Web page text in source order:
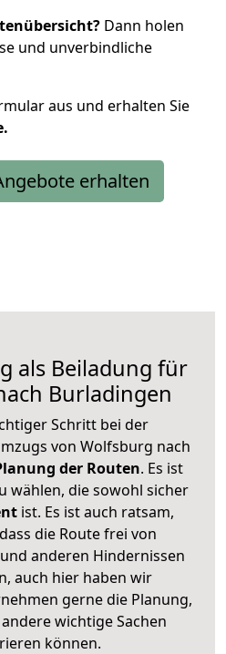
Dann holen
und unverbindliche
aus und erhalten Sie
erhalten
als Beiladung für
Burladingen
Schritt bei der
von Wolfsburg nach
der Routen. Es ist
wählen, die sowohl sicher
ist. Es ist auch ratsam,
die Route frei von
anderen Hindernissen
auch hier haben wir
gerne die Planung,
wichtige Sachen
können.